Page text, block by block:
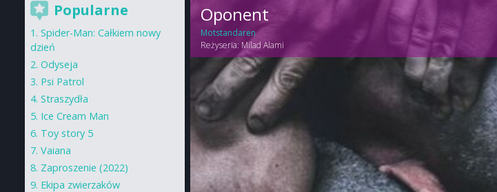
Oponent
Motstandaren
Reżyseria: Milad Alami
Popularne
Spider-Man: Całkiem nowy
dzień
Odyseja
Psi Patrol
Straszydła
Ice Cream Man
Toy story 5
Vaiana
Zaproszenie (2022)
Ekipa zwierzaków